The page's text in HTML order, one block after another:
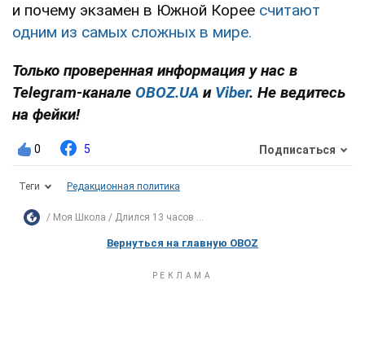
и почему экзамен в Южной Корее считают
одним из самых сложных в мире.
Только проверенная информация у нас в
Telegram-канале OBOZ.UA и Viber. Не ведитесь
на фейки!
0 5 Подписаться
Теги Редакционная политика
Моя Школа Длился 13 часов ...
Вернуться на главную OBOZ